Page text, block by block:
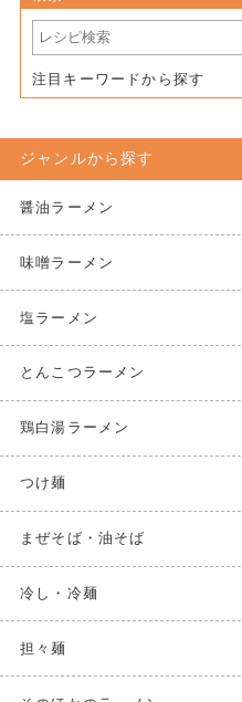
注目キーワードから探す
ジャンルから探す
醤油ラーメン
味噌ラーメン
塩ラーメン
とんこつラーメン
鶏白湯ラーメン
つけ麺
まぜそば・油そば
冷し・冷麺
担々麺